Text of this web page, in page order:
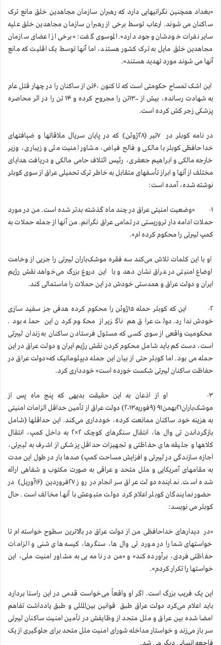
«بغداد همچنین نگرانیهایی دارد که رهبران سازمان مجاهدین خلق مانع ترک
ساکنان می شوند. ارعاب توسط برخی از رهبران سازمان مجاهدین خلق علیه
سایر نفرات خودشان وجود دارد». الموسوی گفت: «برخی از اعضای سازمان
مجاهدین خلق مایل به ترک کشور هستند، اما آنها توسط یک اقلیت که مانع
آنها می شوند مورد تهدید هستند».
این اشک تمساح حکومتی است که تا کنون ۶۰تن از ساکنان را در چهار قتل عام
به شهادت رسانده، بیش از ۱۳۰۰تن را مجروح کرده و ۱۴ تن را در اثر محاصره
پزشکی زجر کش کرده است.
در نامه کوبلر در ۷تیر (۲۸ژوئن) که در پایان سریال ملاقاتها و ضیافتهای
خداحافظی کوبلر با مالکی و فالح فیاض، مشاور امنیت ملی و زیباری، وزیر
خارجه مالکی و ابراهیم جعفری، رئیس ائتلاف حامی مالکی و دریافت هدایای
مختلف از آنها و ابراز تأسفهای متقابل به خاطر ترک تحمیلی عراق از سوی کوبلر
نوشته شده، آمده است:
۱- «وضعیت امنیتی عراق در چند ماه گذشته بدتر شده است. من در مورد
حملات ادامه دار تروریستی در تمامی عراق نگرانم. من آنها از جمله حملات به
کمپ لیبرتی را محکوم کرده ام».
او با این کلمات تلاش می‌کند سه فقره موشک‌باران لیبرتی را جزیی از وخامت
اوضاع امنیتی در عراق نشان دهد و با این دروغ بزرگ می‌خواهد نقش رژیم
ایران و دولت عراق و همدستی خودش در این حملات را ماستمالی کند.
۲- این که کوبلر حمله ۱۵ژوئن را محکوم کرده هدفی جز سفید سازی
خودش ندارد. دولت عراق هم ناگزیر از محکوم کردن این حمله بود.
محکومیت واقعی از سوی کسی که مسئول فرستادن ساکنان به زندان لیبرتی
است، دست کم باید شامل محکوم کردن نقش رژیم ایران و دولت عراق در این
حمله می بود. اما کوبلر حتی از بیان این جمله دیپلوماتیک که«دولت عراق در
حفاظت ساکنان لیبرتی شکست خورده است» خودداری کرد.
۳- او از اذعان به این حقیقت بدیهی که پنج ماه پس از
موشک‌باران۲۱بهمن۹۱ (۹فوریه۲۰۱۳) دولت عراق از تأمین حداقل الزامات امنیتی
به هزینه خود ساکنان ممانعت کرده، خودداری می‌کند. این حداقلها (شامل
بازگرداندن تی وال ها، انتقال سنگرهای کوچک ۲×۲ به داخل کمپ، انتقال
کلاهها و جلیقه های حفاظتی و تجهیزات حداقل پزشکی از اشرف به لیبرتی،
اجازه سازندگی در لیبرتی و افزایش مساحت کمپ) صدها بار در طول این مدت
به مقامهای آمریکایی و ملل متحد و عراقی به صورت مکتوب و شفاهی ارائه
شده است. نماینده دولت عراق سرانجام در روز ۲۷فروردین (۱۶آوریل) در
حضور نمایندگان کوبلر اعلام کرد دولت متبوعش با آنها مخالف است. حال
کوبلر می نویسد:
«در دیدارهای خداحافظی من از دولت عراق در بالاترین سطوح خواسته ام تا
خواستهای شما را در مورد تی وال ها، سنگرها، کیسه های شنی و الزامات
حفاظتی فردی، برآورده کند» و «من در نامه یی به مشاور امنیت ملی، این
خواستها را تکرار کردم».
این یک فریب بزرگ است. اگر او واقعاً می‌خواست قدمی در این راستا بردارد
باید اعلام می‌کرد دولت عراق طبق قوانین بین‌المللی و طبق یادداشت تفاهم
امضا شده بین عراق و ملل متحد از وظایفش در تأمین امنیت ساکنان لیبرتی
سر باز می‌زند و خواستار مداخله شورای امنیت ملل متحد برای جلوگیری از یک
فاجعه انسانی دیگر می شد.